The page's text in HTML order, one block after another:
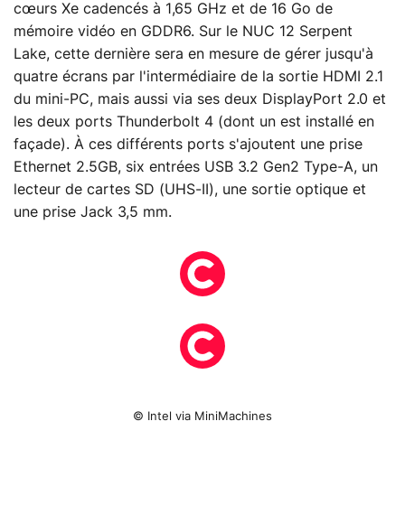
cœurs Xe cadencés à 1,65 GHz et de 16 Go de
mémoire vidéo en GDDR6. Sur le NUC 12 Serpent
Lake, cette dernière sera en mesure de gérer jusqu'à
quatre écrans par l'intermédiaire de la sortie HDMI 2.1
du mini-PC, mais aussi via ses deux DisplayPort 2.0 et
les deux ports Thunderbolt 4 (dont un est installé en
façade). À ces différents ports s'ajoutent une prise
Ethernet 2.5GB, six entrées USB 3.2 Gen2 Type-A, un
lecteur de cartes SD (UHS-II), une sortie optique et
une prise Jack 3,5 mm.
© Intel via MiniMachines